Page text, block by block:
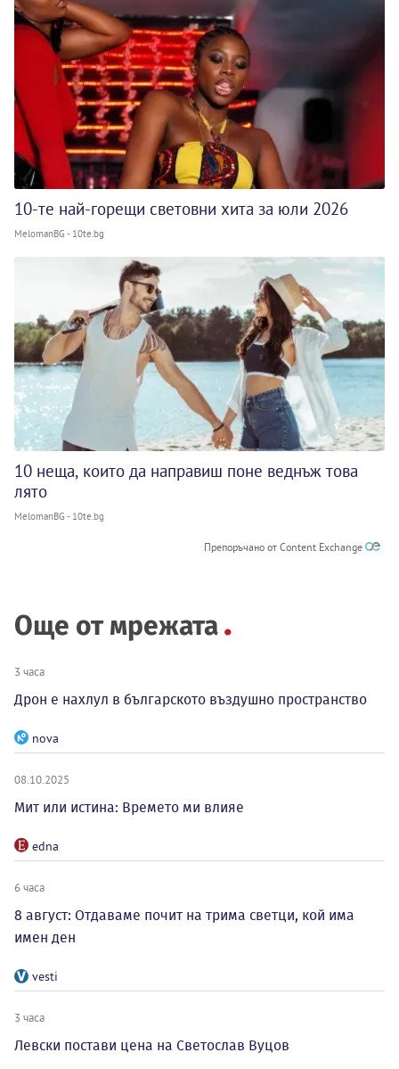
10-те най-горещи световни хита за юли 2026
MelomanBG - 10te.bg
10 неща, които да направиш поне веднъж това
лято
MelomanBG - 10te.bg
Препоръчано от Content Exchange
Още от мрежата
3 часа
Дрон е нахлул в българското въздушно пространство
nova
08.10.2025
Мит или истина: Времето ми влияе
edna
6 часа
8 август: Отдаваме почит на трима светци, кой има
имен ден
vesti
3 часа
Левски постави цена на Светослав Вуцов